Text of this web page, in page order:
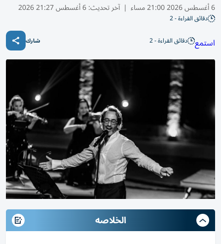
6 أغسطس 2026 21:00 مساء | آخر تحديث:6 أغسطس 21:27 2026
دقائق القراءة - 2
استمع دقائق القراءة - 2 شارك
الخلاصه